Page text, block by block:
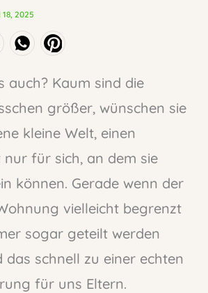
18, 2025
auch? Kaum sind die
größer, wünschen sie
kleine Welt, einen
für sich, an dem sie
können. Gerade wenn der
vielleicht begrenzt
sogar geteilt werden
das schnell zu einer echten
für uns Eltern.